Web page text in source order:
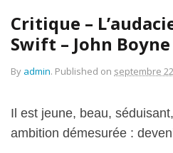
Critique –
Swift – John Boyne
By admin. Published on septembre
Il est jeune, beau,
ambition démesurée :